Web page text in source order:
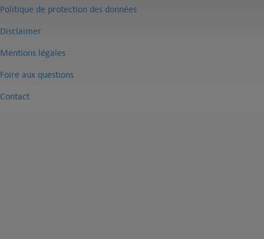
Politique de protection des données
Disclaimer
Mentions légales
Foire aux questions
Contact